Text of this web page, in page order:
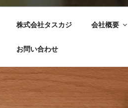
株式会社タスカジ 会社概要
お問い合わせ